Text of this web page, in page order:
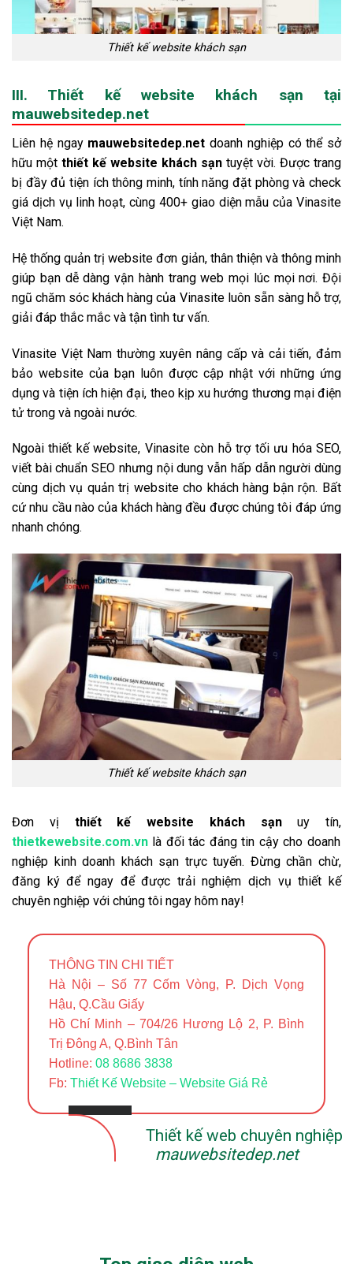
Thiết kế website khách sạn
III. Thiết kế website khách sạn tại
mauwebsitedep.net
Liên hệ ngay mauwebsitedep.net doanh nghiệp có thể sở
hữu một thiết kế website khách sạn tuyệt vời. Được trang
bị đầy đủ tiện ích thông minh, tính năng đặt phòng và check
giá dịch vụ linh hoạt, cùng 400+ giao diện mẫu của Vinasite
Việt Nam.
Hệ thống quản trị website đơn giản, thân thiện và thông minh
giúp bạn dễ dàng vận hành trang web mọi lúc mọi nơi. Đội
ngũ chăm sóc khách hàng của Vinasite luôn sẵn sàng hỗ trợ,
giải đáp thắc mắc và tận tình tư vấn.
Vinasite Việt Nam thường xuyên nâng cấp và cải tiến, đảm
bảo website của bạn luôn được cập nhật với những ứng
dụng và tiện ích hiện đại, theo kịp xu hướng thương mại điện
tử trong và ngoài nước.
Ngoài thiết kế website, Vinasite còn hỗ trợ tối ưu hóa SEO,
viết bài chuẩn SEO nhưng nội dung vẫn hấp dẫn người dùng
cùng dịch vụ quản trị website cho khách hàng bận rộn. Bất
cứ nhu cầu nào của khách hàng đều được chúng tôi đáp ứng
nhanh chóng.
Thiết kế website khách sạn
Đơn vị thiết kế website khách sạnuy tín,
thietkewebsite.com.vn là đối tác đáng tin cậy cho doanh
nghiệp kinh doanh khách sạn trực tuyến. Đừng chần chừ,
đăng ký để ngay để được trải nghiệm dịch vụ thiết kế
chuyên nghiệp với chúng tôi ngay hôm nay!
THÔNG TIN CHI TIẾT
Hà Nội – Số 77 Cốm Vòng, P. Dịch Vọng
Hậu, Q.Cầu Giấy
Hồ Chí Minh – 704/26 Hương Lộ 2, P. Bình
Trị Đông A, Q.Bình Tân
Hotline: 08 8686 3838
Fb: Thiết Kế Website – Website Giá Rẻ
Thiết kế web chuyên nghiệp
mauwebsitedep.net